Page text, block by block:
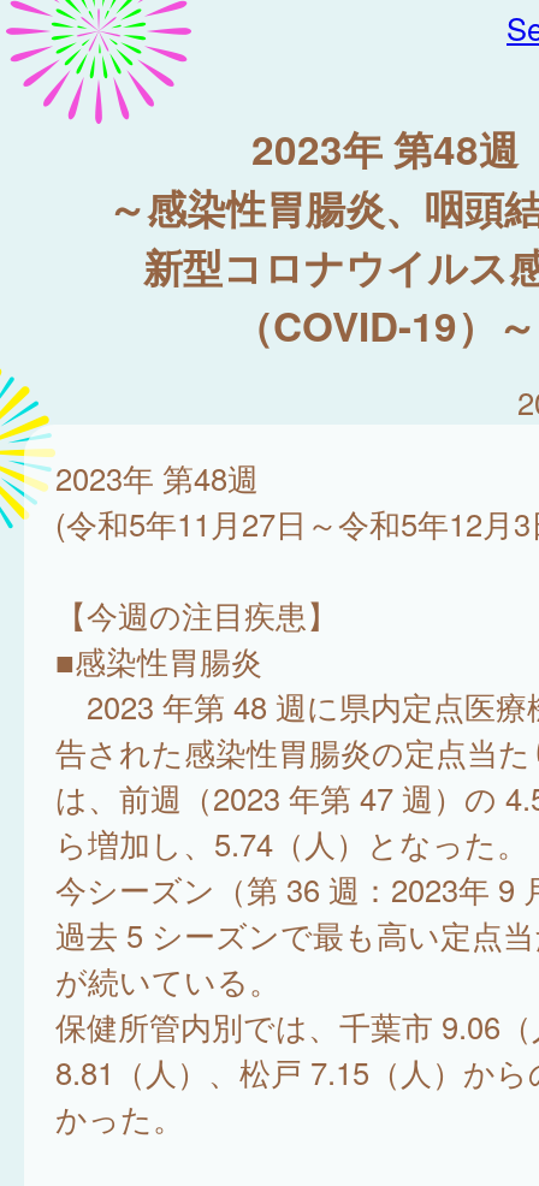
2023年 第48週
～感染性胃腸炎、咽頭
新型コロナウイルス
（COVID-19）～
2023年 第48週
(令和5年11月27日～令和5年12月
【今週の注目疾患】
■感染性胃腸炎
2023 年第 48 週に県内定点医療
告された感染性胃腸炎の定点当
は、前週（2023 年第 47 週）の
ら増加し、5.74（人）となった。
今シーズン（第 36 週：2023年 9
過去 5 シーズンで最も高い定点
が続いている。
保健所管内別では、千葉市 9.06
8.81（人）、松戸 7.15（人）か
かった。